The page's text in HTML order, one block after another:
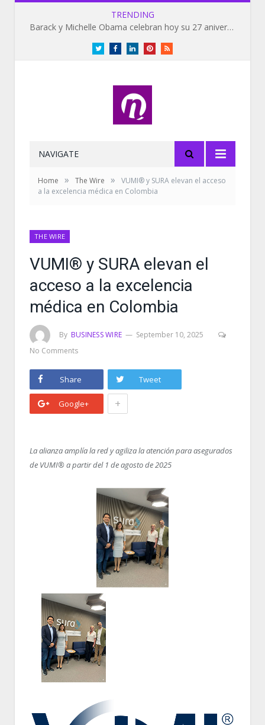
TRENDING
Barack y Michelle Obama celebran hoy su 27 aniversario de bodas
TwitterFacebookLinkedInPinterestRSS
NAVIGATE
Home » The Wire »
VUMI® y SURA elevan el acceso
a la excelencia médica en Colombia
THE WIRE
VUMI® y SURA elevan el
acceso a la excelencia
médica en Colombia
By BUSINESS WIRE
September 10, 2025
No Comments
Share Tweet
Google+ +
La alianza amplía la red y agiliza la atención para asegurados
de VUMI® a partir del 1 de agosto de 2025